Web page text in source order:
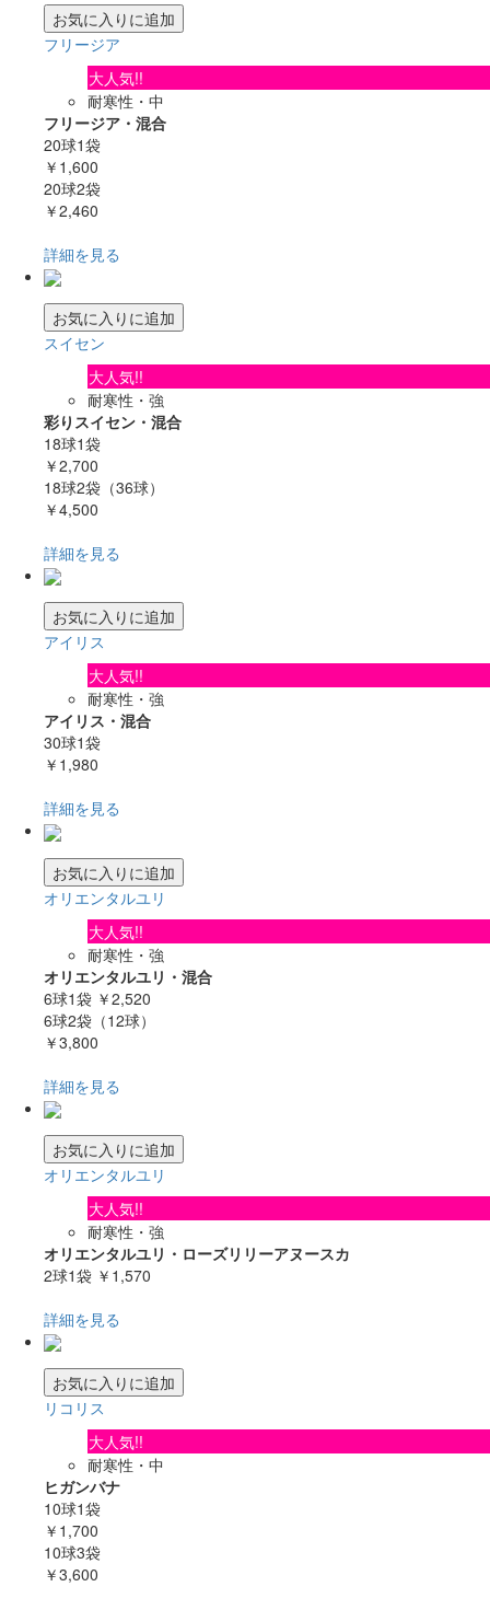
お気に入りに追加
フリージア
大人気!!
耐寒性・中
フリージア・混合
20球1袋
￥1,600
20球2袋
￥2,460
詳細を見る
お気に入りに追加
スイセン
大人気!!
耐寒性・強
彩りスイセン・混合
18球1袋
￥2,700
18球2袋（36球）
￥4,500
詳細を見る
お気に入りに追加
アイリス
大人気!!
耐寒性・強
アイリス・混合
30球1袋
￥1,980
詳細を見る
お気に入りに追加
オリエンタルユリ
大人気!!
耐寒性・強
オリエンタルユリ・混合
6球1袋 ￥2,520
6球2袋（12球）
￥3,800
詳細を見る
お気に入りに追加
オリエンタルユリ
大人気!!
耐寒性・強
オリエンタルユリ・ローズリリーアヌースカ
2球1袋 ￥1,570
詳細を見る
お気に入りに追加
リコリス
大人気!!
耐寒性・中
ヒガンバナ
10球1袋
￥1,700
10球3袋
￥3,600